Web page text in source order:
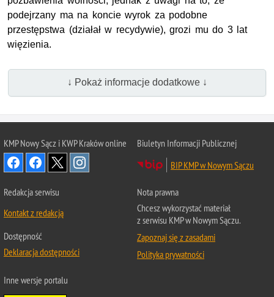
podejrzany ma na koncie wyrok za podobne
przestępstwa (działał w recydywie), grozi mu do 3 lat
więzienia.
↓ Pokaż informacje dodatkowe ↓
KMP Nowy Sącz i KWP Kraków online
Biuletyn Informacji Publicznej
BIP KMP w Nowym Sączu
Redakcja serwisu
Kontakt z redakcją
Dostępność
Deklaracja dostępności
Nota prawna
Chcesz wykorzystać materiał
z serwisu KMP w Nowym Sączu.
Zapoznaj się z zasadami
Polityka prywatności
Inne wersje portalu